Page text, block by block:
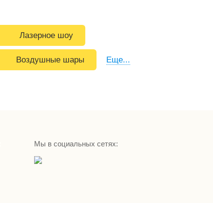
Лазерное шоу
Воздушные шары Еще...
Мы в социальных сетях: